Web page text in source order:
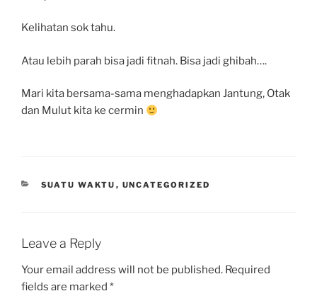
Kelihatan sok tahu.
Atau lebih parah bisa jadi fitnah. Bisa jadi ghibah….
Mari kita bersama-sama menghadapkan Jantung, Otak
dan Mulut kita ke cermin
CATEGORIES
SUATU WAKTU , UNCATEGORIZED
Leave a Reply
Your email address will not be published. Required
fields are marked *